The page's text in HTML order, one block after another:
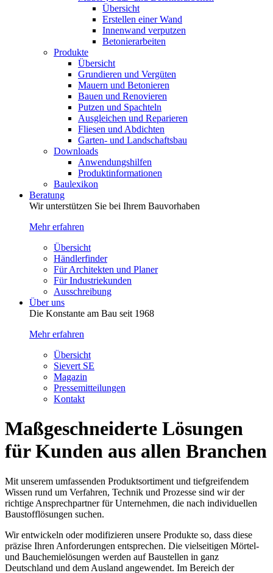
Übersicht
Erstellen einer Wand
Innenwand verputzen
Betonierarbeiten
Produkte
Übersicht
Grundieren und Vergüten
Mauern und Betonieren
Bauen und Renovieren
Putzen und Spachteln
Ausgleichen und Reparieren
Fliesen und Abdichten
Garten- und Landschaftsbau
Downloads
Anwendungshilfen
Produktinformationen
Baulexikon
Beratung
Wir unterstützen Sie bei Ihrem Bauvorhaben
Mehr erfahren
Übersicht
Händlerfinder
Für Architekten und Planer
Für Industriekunden
Ausschreibung
Über uns
Die Konstante am Bau seit 1968
Mehr erfahren
Übersicht
Sievert SE
Magazin
Pressemitteilungen
Kontakt
Maß­geschneiderte Lösungen
für Kunden aus allen Branchen
Mit unserem umfassenden Produktsortiment und tiefgreifendem
Wissen rund um Verfahren, Technik und Prozesse sind wir der
richtige Ansprechpartner für Unternehmen, die nach individuellen
Baustofflösungen suchen.
Wir entwickeln oder modifizieren unsere Produkte so, dass diese
präzise Ihren Anforderungen entsprechen. Die vielseitigen Mörtel-
und Bauchemielösungen werden auf Baustellen in ganz
Deutschland und dem Ausland angewendet. Im Bereich der